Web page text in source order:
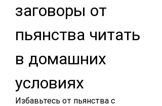
заговоры от
пьянства читать
в домашних
условиях
Избавьтесь от пьянства с